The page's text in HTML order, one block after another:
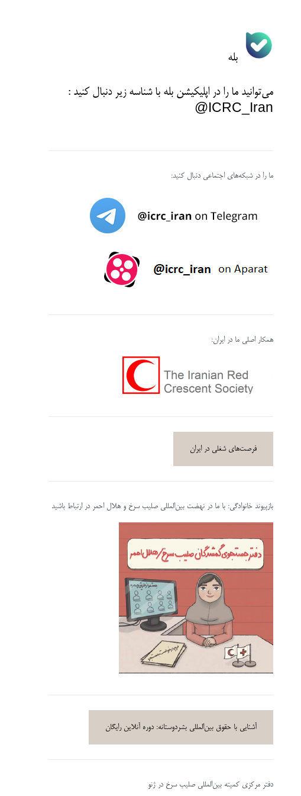
بله
می‌توانید ما را در اپلیکیشن بله با شناسه زیردنبال کنید :
ICRC_Iran@
ما را در شبکه‌های اجتماعی دنبال کنید:
همکار اصلی ما در ایران:
فرصت‌های شغلی در ایران
بازپیوند خانوادگی: با ما در نهضت بین‌المللی صلیب سرخ و هلال احمر در ارتباط باشید
آشنایی با حقوق بین‌المللی بشردوستانه: دوره آنلاین رایگان
دفتر مرکزی کمیته بین‌المللی صلیب سرخ در ژنو